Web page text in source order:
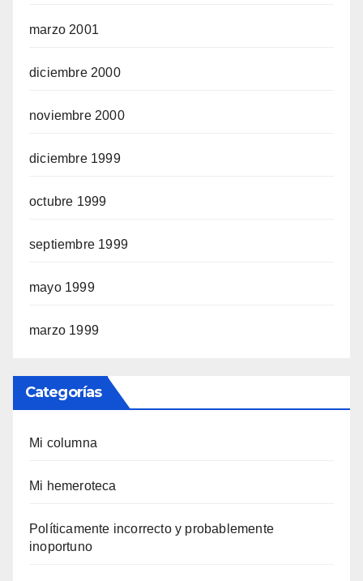
marzo 2001
diciembre 2000
noviembre 2000
diciembre 1999
octubre 1999
septiembre 1999
mayo 1999
marzo 1999
Categorías
Mi columna
Mi hemeroteca
Polí­ticamente incorrecto y probablemente
inoportuno